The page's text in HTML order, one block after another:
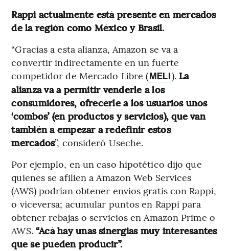
Rappi actualmente está presente en mercados
de la región como México y Brasil.
“Gracias a esta alianza, Amazon se va a
convertir indirectamente en un fuerte
competidor de Mercado Libre (MELI). La
alianza va a permitir venderle a los
consumidores, ofrecerle a los usuarios unos
‘combos’ (en productos y servicios), que van
también a empezar a redefinir estos
mercados”, consideró Useche.
Por ejemplo, en un caso hipotético dijo que
quienes se afilien a Amazon Web Services
(AWS) podrían obtener envíos gratis con Rappi,
o viceversa; acumular puntos en Rappi para
obtener rebajas o servicios en Amazon Prime o
AWS. “Acá hay unas sinergias muy interesantes
que se pueden producir”.